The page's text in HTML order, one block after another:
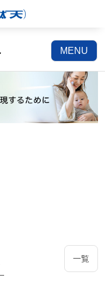
MENU
一覧